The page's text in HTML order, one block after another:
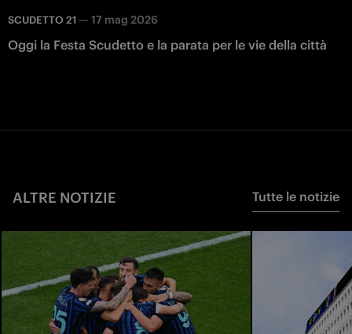
SCUDETTO 21 — 17 mag 2026
Oggi la Festa Scudetto e la parata per le vie della città
ALTRE NOTIZIE Tutte le notizie